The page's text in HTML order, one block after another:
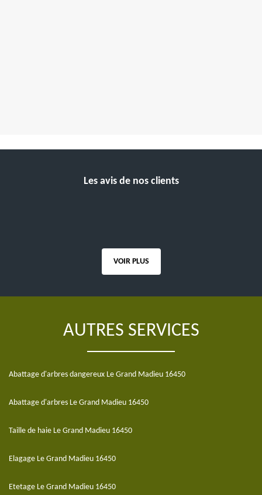
Les avis de nos clients
VOIR PLUS
AUTRES SERVICES
Abattage d'arbres dangereux Le Grand Madieu 16450
Abattage d'arbres Le Grand Madieu 16450
Taille de haie Le Grand Madieu 16450
Elagage Le Grand Madieu 16450
Etetage Le Grand Madieu 16450